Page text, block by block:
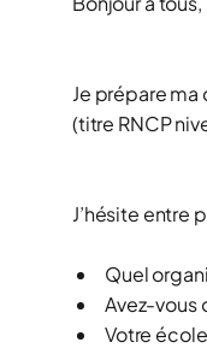
Je prépare
(titre RNCP
J’hésite entre
Quel
Avez-vous
Votre